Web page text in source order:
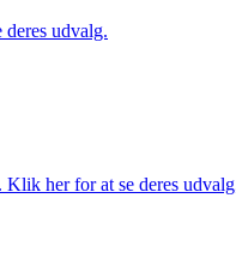
udvalg.
her for at se deres